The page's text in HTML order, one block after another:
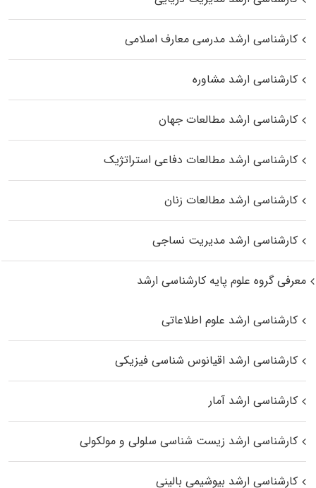
کارشناسی ارشد مدرسی معارف اسلامی
کارشناسی ارشد مشاوره
کارشناسی ارشد مطالعات جهان
کارشناسی ارشد مطالعات دفاعی استراتژیک
کارشناسی ارشد مطالعات زنان
کارشناسی ارشد مدیریت نساجی
معرفی گروه علوم پایه کارشناسی ارشد
کارشناسی ارشد علوم اطلاعاتی
کارشناسی ارشد اقیانوس‌ شناسی فیزیکی
کارشناسی ارشد آمار
کارشناسی ارشد زیست شناسی سلولی و مولکولی
کارشناسی ارشد بیوشیمی بالینی